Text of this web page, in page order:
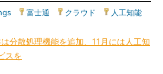
富士通 クラウド 人工知能
分散処理機能を追加、11月には人工知
スを